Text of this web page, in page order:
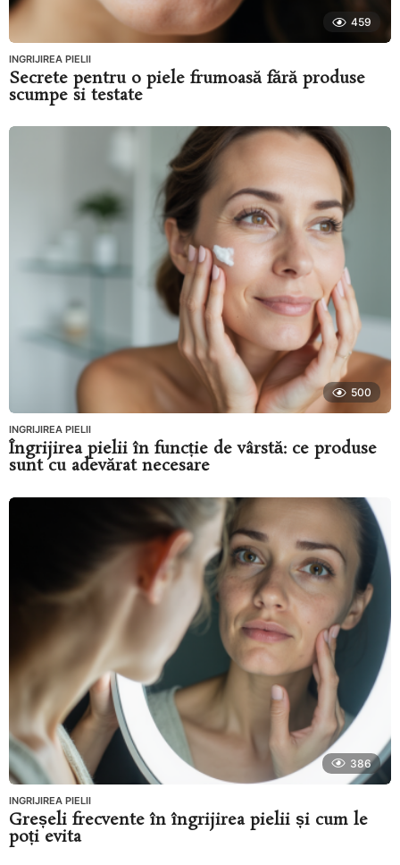
459
INGRIJIREA PIELII
Secrete pentru o piele frumoasă fără produse
scumpe si testate
500
INGRIJIREA PIELII
Îngrijirea pielii în funcție de vârstă: ce produse
sunt cu adevărat necesare
386
INGRIJIREA PIELII
Greșeli frecvente în îngrijirea pielii și cum le
poți evita